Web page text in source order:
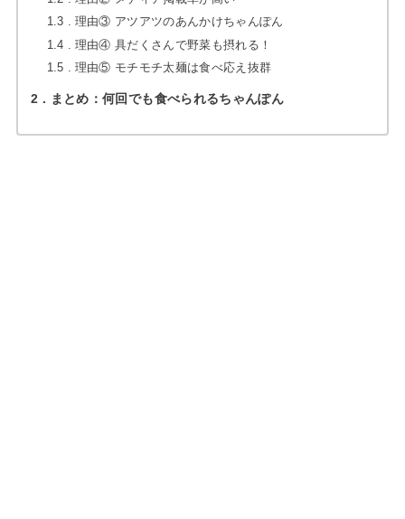
1.3
理由③ アツアツのあんかけちゃんぽん
1.4
理由④ 具だくさんで野菜も摂れる！
1.5
理由⑤ モチモチ太麺は食べ応え抜群
2 まとめ：何回でも食べられるちゃんぽん